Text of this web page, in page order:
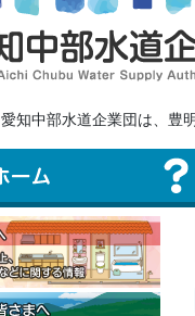
愛知中部水道企業団は、豊